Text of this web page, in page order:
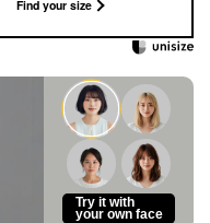
Find your size
Try it with
your own face